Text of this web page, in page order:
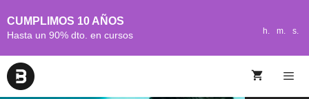
CUMPLIMOS 10 AÑOS
Hasta un 90% dto. en cursos h. m. s.